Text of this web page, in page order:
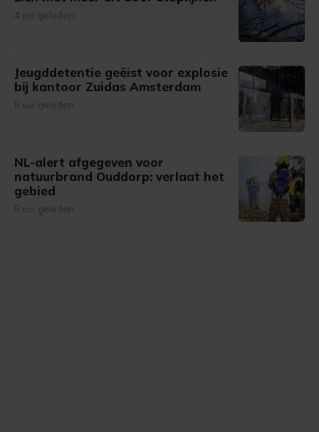
bezoek makkelijker en persoonlijker. Op
onze cookiepagina kun je ons cookiebeleid bekijken en je
4 uur geleden
Jeugddetentie geëist voor explosie
bij kantoor Zuidas Amsterdam
5 uur geleden
NL-alert afgegeven voor
natuurbrand Ouddorp: verlaat het
gebied
5 uur geleden